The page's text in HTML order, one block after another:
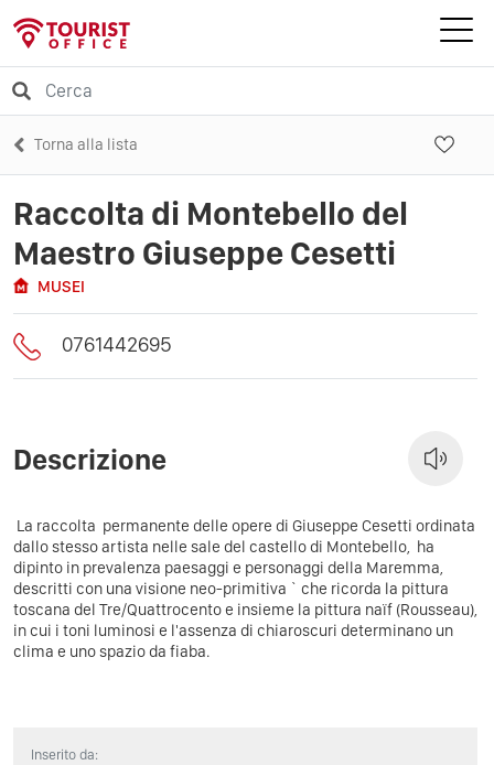
Torna alla lista
Raccolta di Montebello del
Maestro Giuseppe Cesetti
MUSEI
0761442695
Descrizione
La raccolta permanente delle opere di Giuseppe Cesetti ordinata
dallo stesso artista nelle sale del castello di Montebello, ha
dipinto in prevalenza paesaggi e personaggi della Maremma,
descritti con una visione neo-primitiva ` che ricorda la pittura
toscana del Tre/Quattrocento e insieme la pittura naïf (Rousseau),
in cui i toni luminosi e l'assenza di chiaroscuri determinano un
clima e uno spazio da fiaba.
Inserito da: